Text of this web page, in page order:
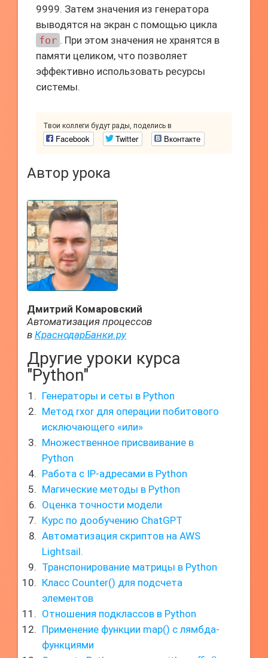
9999. Затем значения из генератора
выводятся на экран с помощью цикла
for . При этом значения не хранятся в
памяти целиком, что позволяет
эффективно использовать ресурсы
системы.
Твои коллеги будут рады, поделись в
Facebook Twitter Вконтакте
Автор урока
Дмитрий Комаровский
Автоматизация процессов
в КраснодарБанки.ру
Другие уроки курса
"Python"
Генераторы и сеты в Python
Метод rxor для операции побитового
исключающего «или»
Множественное присваивание в
Python
Работа с IP-адресами в Python
Магические методы в Python
Оценка точности модели
Курс по дообучению ChatGPT
Автоматизация скриптов на AWS
Lightsail.
Транспонирование матрицы в Python
Класс Counter() для подсчета
элементов
Отношения подклассов в Python
Применение функции map() с лямбда-
функциями